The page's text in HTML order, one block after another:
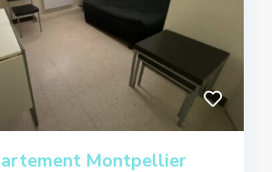
Montpellier